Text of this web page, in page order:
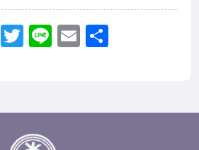
Facebook
Twitter
LineEmail